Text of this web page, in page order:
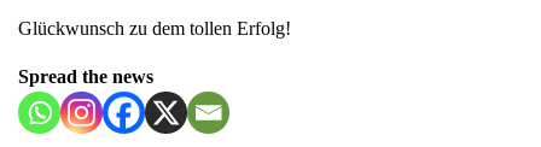
Glückwunsch zu dem tollen Erfolg!
Spread the news